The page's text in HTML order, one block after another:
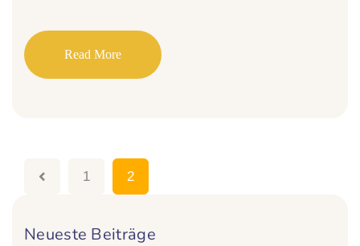
Read More
1 2
Neueste Beiträge